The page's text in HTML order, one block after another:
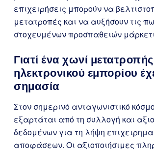
επιχειρήσεις μπορούν να
μετατροπές και να αυξήσουν τις
στοχευμένων προσπαθειών
Γιατί ένα χωνί μετατροπής
ηλεκτρονικού εμπορίου
σημασία
Στον σημερινό ανταγωνιστικό
εξαρτάται από τη συλλογή και
δεδομένων για τη λήψη
αποφάσεων. Οι αξιοποιήσιμες